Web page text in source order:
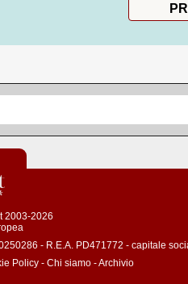
2003-2026
- R.E.A. PD471772 - capitale
Policy - Chi siamo -Archivio